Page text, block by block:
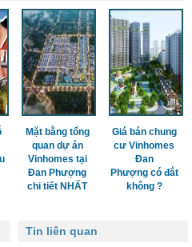
Mặt bằng tổng
quan dự án
Vinhomes tại
Đan Phượng
chi tiết NHẤT
Giá bán chung
cư Vinhomes
Đan
Phượng có đắt
không ?
Tin liên quan